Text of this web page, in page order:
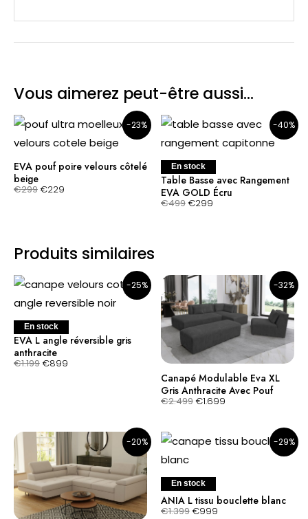
Vous aimerez peut-être aussi…
-23%
EVA pouf poire velours côtelé
beige
€299 €229
-40%
En stock
Table Basse avec Rangement
EVA GOLD Écru
€499 €299
Produits similaires
-25%
En stock
EVA L angle réversible gris
anthracite
€1.199 €899
-32%
Canapé Modulable Eva XL
Gris Anthracite Avec Pouf
€2.499
Le prix initial était : €2.499.
€1.699
Le prix actuel est : €1.699.
-20%
Le prix initial était : €1.499.Le prix actuel est : €1.199.
-29%
En stock
ANIA L tissu bouclette blanc
€1.399 €999